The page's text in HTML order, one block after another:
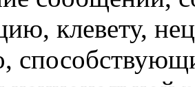
клевету,